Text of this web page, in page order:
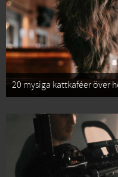
20 mysiga kattkaféer över